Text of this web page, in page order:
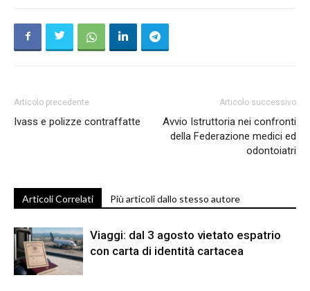
Articolo precedente
Ivass e polizze contraffatte
Articolo successivo
Avvio Istruttoria nei confronti
della Federazione medici ed
odontoiatri
Articoli Correlati Più articoli dallo stesso autore
Viaggi: dal 3 agosto vietato espatrio
con carta di identità cartacea